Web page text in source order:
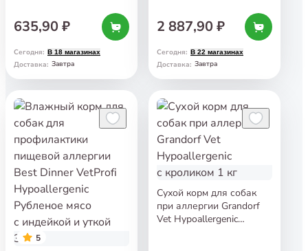
Hypoallergenic Рубленое
мясо с индейкой
635,90 ₽
Сегодня: В 18 магазинах
Доставка: Завтра
2 887,90 ₽
Сегодня: В 22 магазинах
Доставка: Завтра
5
Сухой корм для собак
при аллергии Grandorf
Vet Hypoallergenic